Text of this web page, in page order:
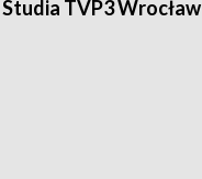
Studia TVP3 Wrocław